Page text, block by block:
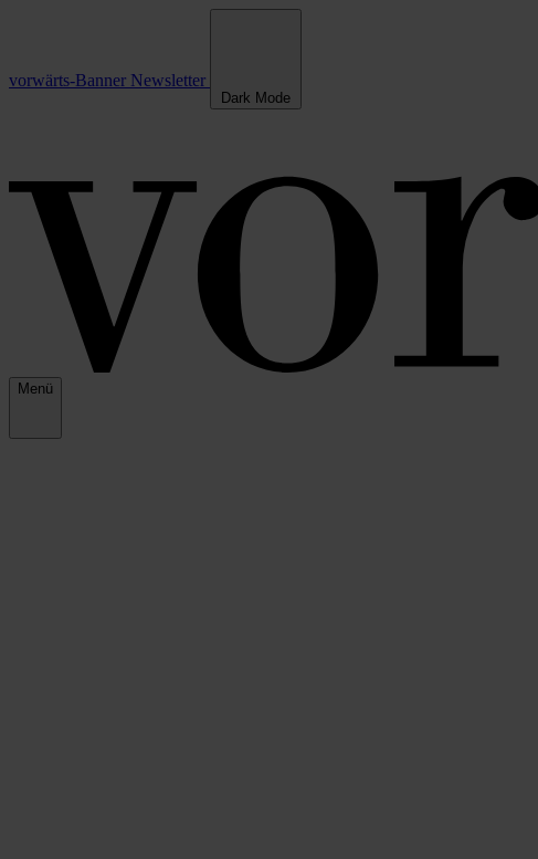
vorwärts-Banner Newsletter
Dark Mode
Menü